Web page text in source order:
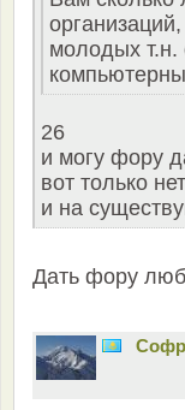
молодых т.н.
26
и могу фору
вот только
и на
Дать фору